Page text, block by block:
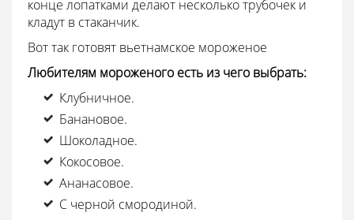
конце лопатками делают несколько трубочек и
кладут в стаканчик.
Вот так готовят вьетнамское мороженое
Любителям мороженого есть из чего выбрать:
Клубничное.
Банановое.
Шоколадное.
Кокосовое.
Ананасовое.
С черной смородиной.